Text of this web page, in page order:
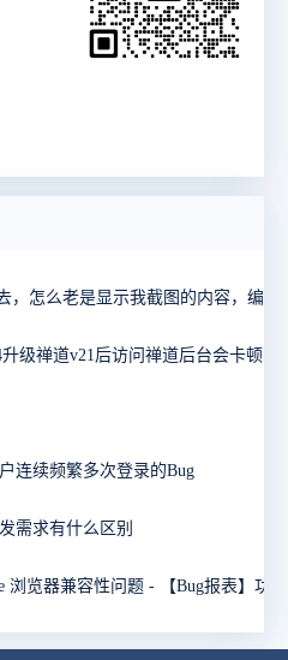
升级禅道v21后访问禅道后台会卡顿10
连续频繁多次登录的Bug
需求有什么区别